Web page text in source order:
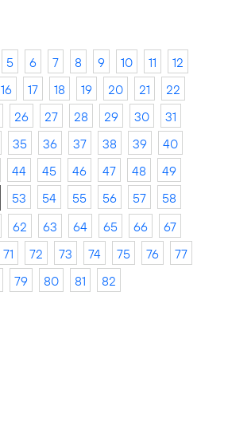
5 6 7 8 9 10 11
12
16 17 18 19 20 21
22
26 27 28 29 30
31
35 36 37 38 39
40
44 45 46 47 48
49
53 54 55 56 57
58
62 63 64 65 66
67
71 72 73 74 75 76
77
79 80 81 82